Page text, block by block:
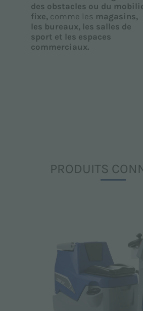
des obstacles ou du
fixe,comme les magasins,
les bureaux, les salles de
sport et les espaces
commerciaux.
PRODUITS